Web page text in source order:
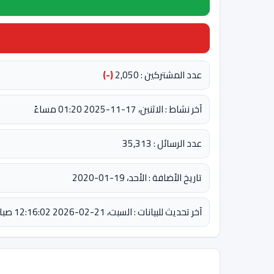
عدد المشتركين : 2,050
(-)
آخر نشاط : الاثنين، 17-11-2025 01:20 مساءً
عدد الرسائل : 35,313
تاريخ الأضافة : الأحد، 19-01-2020
آخر تحديث للبيانات : السبت، 21-02-2026 12:16:02 صباحاً